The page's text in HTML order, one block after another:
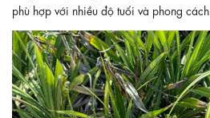
phù hợp với nhiều độ tuổi và phong cách.